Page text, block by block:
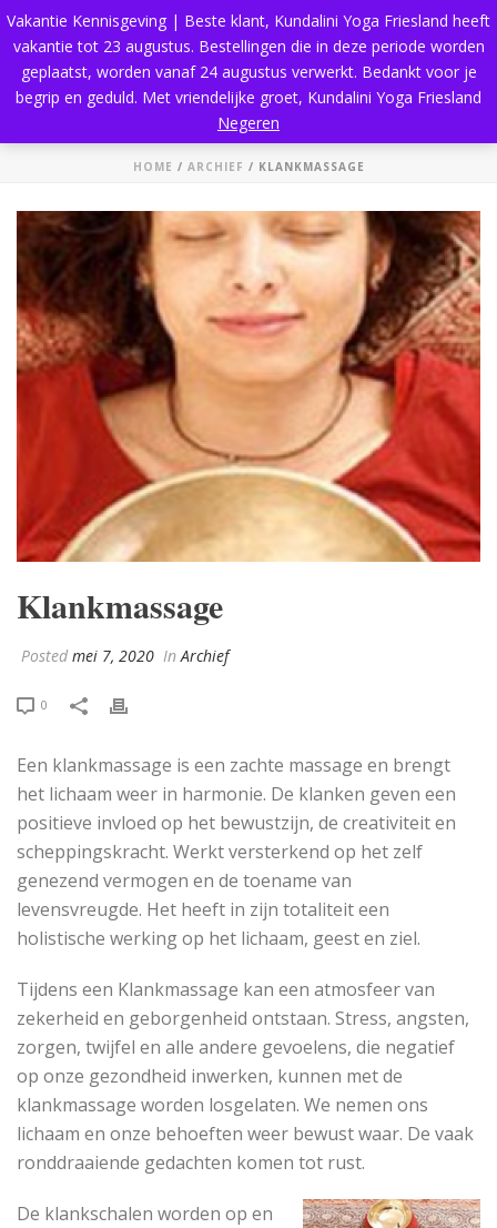
HOME / ARCHIEF / KLANKMASSAGE
Klankmassage
Posted mei 7, 2020 InArchief
0
Een klankmassage is een zachte massage en brengt
het lichaam weer in harmonie. De klanken geven een
positieve invloed op het bewustzijn, de creativiteit en
scheppingskracht. Werkt versterkend op het zelf
genezend vermogen en de toename van
levensvreugde. Het heeft in zijn totaliteit een
holistische werking op het lichaam, geest en ziel.
Tijdens een Klankmassage kan een atmosfeer van
zekerheid en geborgenheid ontstaan. Stress, angsten,
zorgen, twijfel en alle andere gevoelens, die negatief
op onze gezondheid inwerken, kunnen met de
klankmassage worden losgelaten. We nemen ons
lichaam en onze behoeften weer bewust waar. De vaak
ronddraaiende gedachten komen tot rust.
De klankschalen worden op en
Vakantie Kennisgeving | Beste klant, Kundalini Yoga Friesland heeft
vakantie tot 23 augustus. Bestellingen die in deze periode worden
geplaatst, worden vanaf 24 augustus verwerkt. Bedankt voor je
begrip en geduld. Met vriendelijke groet, Kundalini Yoga Friesland
Negeren